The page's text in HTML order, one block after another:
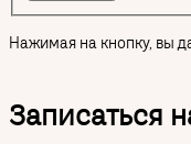
Нажимая на кнопку, вы
Записаться